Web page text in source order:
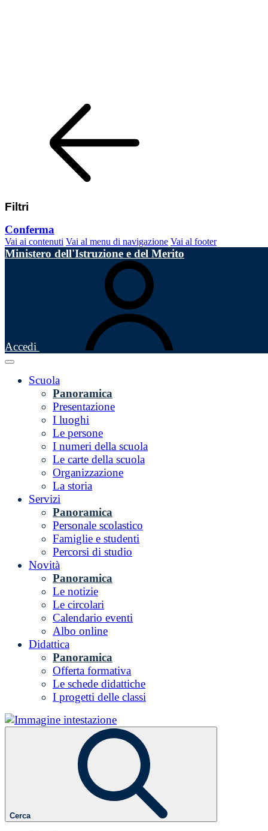
Filtri
Conferma
Vai ai contenuti Vai al menu di navigazione Vai al footer
Ministero dell'Istruzione e del Merito
Accedi
Scuola
Panoramica
Presentazione
I luoghi
Le persone
I numeri della scuola
Le carte della scuola
Organizzazione
La storia
Servizi
Panoramica
Personale scolastico
Famiglie e studenti
Percorsi di studio
Novità
Panoramica
Le notizie
Le circolari
Calendario eventi
Albo online
Didattica
Panoramica
Offerta formativa
Le schede didattiche
I progetti delle classi
Cerca